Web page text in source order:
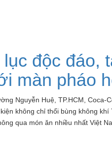
độc đáo,
màn pháo
Nguyễn Huệ, TP.HCM, Coca-
không chỉ thổi bùng không
qua món ăn nhiều nhất Việt